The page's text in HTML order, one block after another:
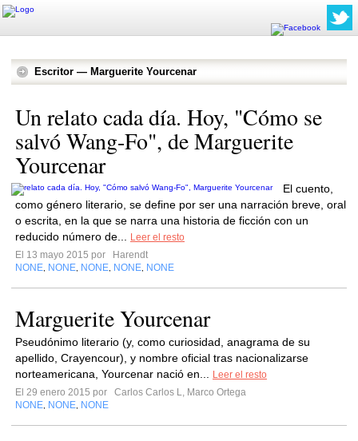
Escritor — Marguerite Yourcenar
Un relato cada día. Hoy, "Cómo se
salvó Wang-Fo", de Marguerite
Yourcenar
El cuento,
como género literario, se define por ser una narración breve, oral
o escrita, en la que se narra una historia de ficción con un
reducido número de...
Leer el resto
El 13 mayo 2015 por
Harendt
NONE NONE NONE NONE NONE
Marguerite Yourcenar
Pseudónimo literario (y, como curiosidad, anagrama de su
apellido, Crayencour), y nombre oficial tras nacionalizarse
norteamericana, Yourcenar nació en...
Leer el resto
El 29 enero 2015 por
Carlos Carlos L, Marco Ortega
NONE NONE NONE